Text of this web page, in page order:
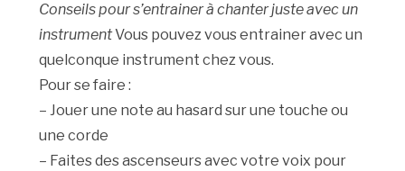
Conseils pour s’entrainer à chanter juste avec un
instrumentVous pouvez vous entrainer avec un
quelconque instrument chez vous.
Pour se faire :
– Jouer une note au hasard sur une touche ou
une corde
– Faites des ascenseurs avec votre voix pour